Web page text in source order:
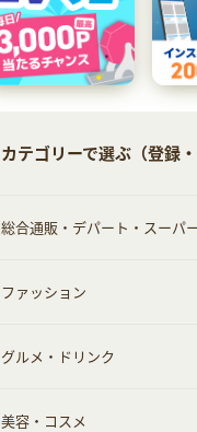
カテゴリーで選ぶ（登録・
総合通販・デパート・スーパ
すべて見る
総合通販
ファッション
すべて見る
ファッション
グルメ・ドリンク
すべて見る
美容・コスメ